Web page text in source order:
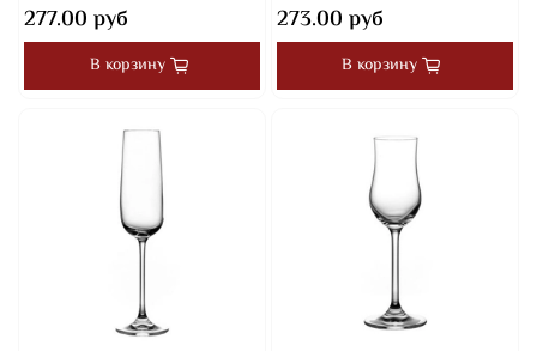
277.00 руб
В корзину
273.00 руб
В корзину